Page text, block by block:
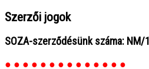
Szerzői jogok
SOZA-szerződésünk száma:
● ● ● ● ● ● ● ● ● ● ● ● ● ●